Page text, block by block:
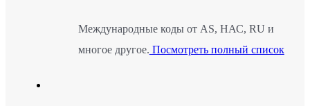
Международные коды от AS, НАС, RU и
многое другое. Посмотреть полный список